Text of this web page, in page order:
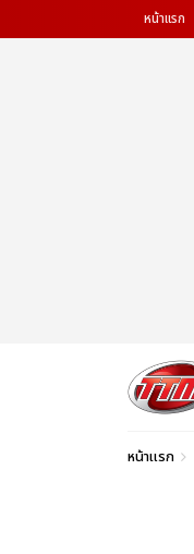
หน้าแรก
หน้าแรก